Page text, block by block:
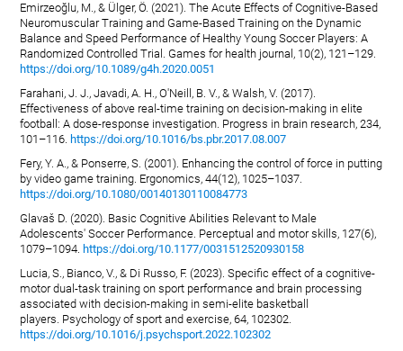
Emirzeoğlu, M., & Ülger, Ö. (2021). The Acute Effects of Cognitive-Based
Neuromuscular Training and Game-Based Training on the Dynamic
Balance and Speed Performance of Healthy Young Soccer Players: A
Randomized Controlled Trial. Games for health journal, 10(2), 121–129.
https://doi.org/10.1089/g4h.2020.0051
Farahani, J. J., Javadi, A. H., O'Neill, B. V., & Walsh, V. (2017).
Effectiveness of above real-time training on decision-making in elite
football: A dose-response investigation. Progress in brain research, 234,
101–116. https://doi.org/10.1016/bs.pbr.2017.08.007
Fery, Y. A., & Ponserre, S. (2001). Enhancing the control of force in putting
by video game training. Ergonomics, 44(12), 1025–1037.
https://doi.org/10.1080/00140130110084773
Glavaš D. (2020). Basic Cognitive Abilities Relevant to Male
Adolescents' Soccer Performance. Perceptual and motor skills, 127(6),
1079–1094. https://doi.org/10.1177/0031512520930158
Lucia, S., Bianco, V., & Di Russo, F. (2023). Specific effect of a cognitive-
motor dual-task training on sport performance and brain processing
associated with decision-making in semi-elite basketball
players. Psychology of sport and exercise, 64, 102302.
https://doi.org/10.1016/j.psychsport.2022.102302